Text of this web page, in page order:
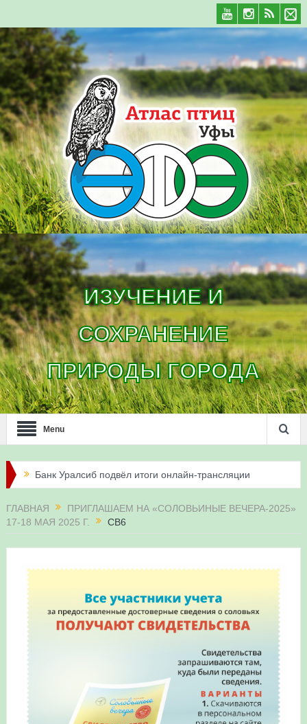
ИЗУЧЕНИЕ И
СОХРАНЕНИЕ
ПРИРОДЫ ГОРОДА
Menu
Банк Уралсиб подвёл итоги онлайн-трансляции
Итоги акции «Соловьиные вечера-2026» в
кольца
Итоги акции «Весенняя перекличка-2026» в
Республике Башкортостан
«Весенняя перекличка-2026» — 21-31 мая 2026
Мероприятие для ребят из дневного лагеря центра
ГЛАВНАЯ
ПРИГЛАШАЕМ НА «СОЛОВЬИНЫЕ ВЕЧЕРА-2025»
17-18 МАЯ 2025 Г.
СВ6